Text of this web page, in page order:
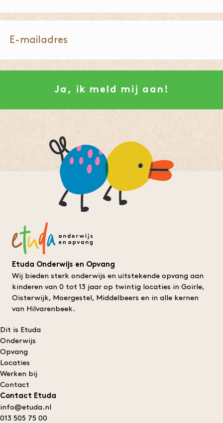
mailadres
Etuda Onderwijs en Opvang
Wij bieden sterk onderwijs en uitstekende opvang aan
kinderen van 0 tot 13 jaar op twintig locaties in Goirle,
Oisterwijk, Moergestel, Middelbeers en in alle kernen
van Hilvarenbeek.
Dit is Etuda
Onderwijs
Opvang
Locaties
Werken bij
Contact
Contact Etuda
info@etuda.nl
013 505 75 00